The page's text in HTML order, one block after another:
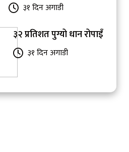
३१ दिन अगाडी
३२ प्रतिशत पुग्यो धान रोपाइँ
३१ दिन अगाडी